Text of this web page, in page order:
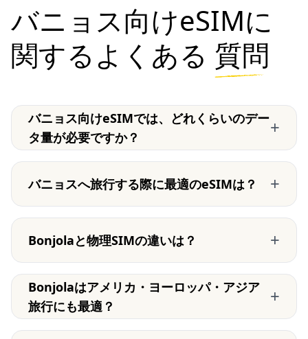
バニョス向けeSIMに
関するよくある 質問
バニョス向けeSIMでは、どれくらいのデー
タ量が必要ですか？
+
バニョスへ旅行する際に最適のeSIMは？ +
Bonjolaと物理SIMの違いは？ +
Bonjolaはアメリカ・ヨーロッパ・アジア
旅行にも最適？
+